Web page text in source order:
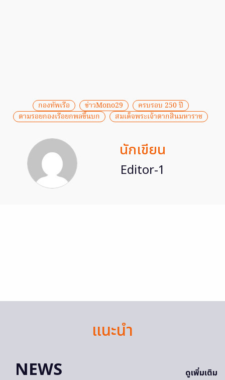
กองทัพเรือ ข่าวMono29
ครบรอบ 250 ปี
ตามรอยกองเรือยกพลขึ้นบก
สมเด็จพระเจ้าตากสินมหาราช
นักเขียน
Editor-1
แนะนำ
NEWS
ดูเพิ่มเติม